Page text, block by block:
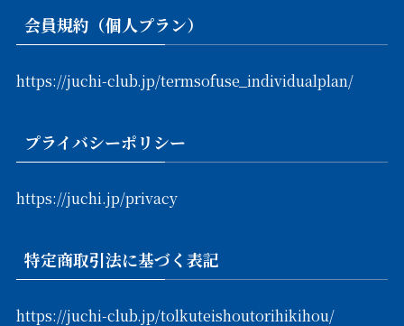
会員規約（個人プラン）
https://juchi-club.jp/termsofuse_individualplan/
プライバシーポリシー
https://juchi.jp/privacy
特定商取引法に基づく表記
https://juchi-club.jp/tolkuteishoutorihikihou/